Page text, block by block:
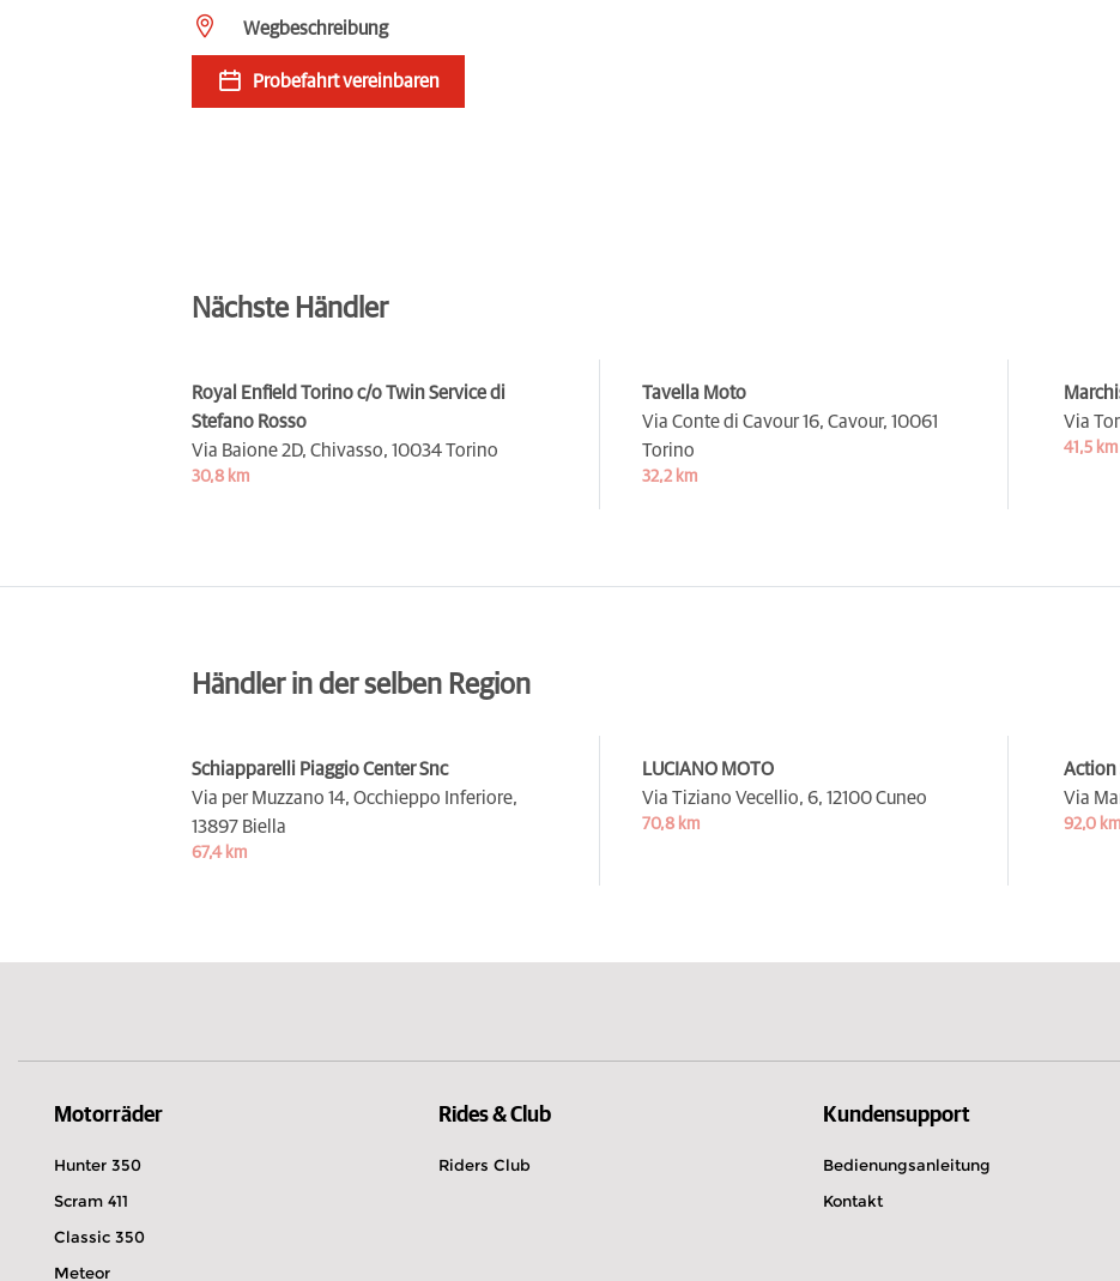
Wegbeschreibung
Probefahrt vereinbaren
Nächste Händler
Royal Enfield Torino c/o Twin Service di
Stefano Rosso
Via Baione 2D, Chivasso, 10034 Torino
30,8 km
Tavella Moto
Via Conte di Cavour 16, Cavour, 10061
Torino
32,2 km
Via
41,5 km
Händler in der selben Region
Schiapparelli Piaggio Center Snc
Via per Muzzano 14, Occhieppo Inferiore,
13897 Biella
67,4 km
LUCIANO MOTO
Via Tiziano Vecellio, 6, 12100 Cuneo
70,8 km
Action
Via
92,0 km
Motorräder
Hunter 350
Scram 411
Classic 350
Meteor
Rides & Club
Riders Club
Kundensupport
Bedienungsanleitung
Kontakt